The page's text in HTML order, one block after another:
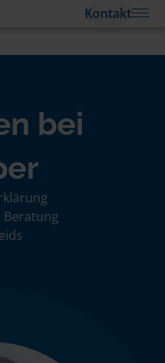
Kontakt
bei
Beratung